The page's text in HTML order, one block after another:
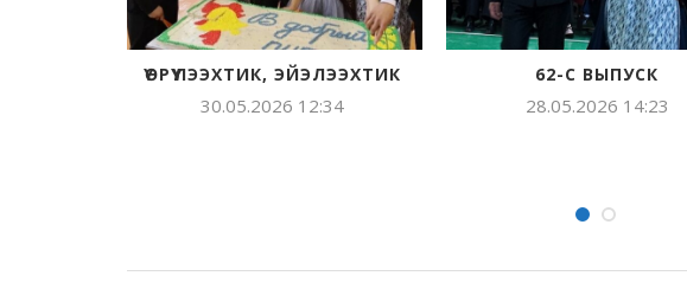
ҮӨРҮҮЛЭЭХТИК, ЭЙЭЛЭЭХТИК
30.05.2026 12:34
62-С ВЫПУСК
28.05.2026 14:23